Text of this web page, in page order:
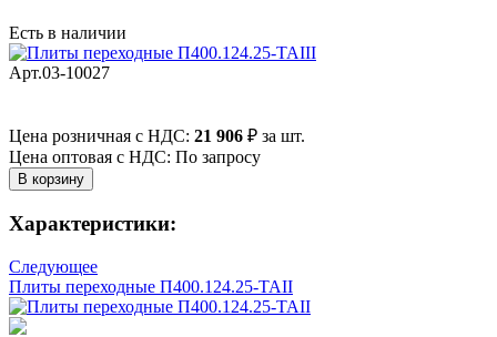
Есть в наличии
Арт.03-10027
Цена розничная с НДС: 21 906 ₽ за шт.
Цена оптовая с НДС: По запросу
Характеристики:
Следующее
Плиты переходные П400.124.25-ТАII